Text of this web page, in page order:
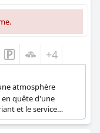
+4
atmosphère
en quête d'une
et le service